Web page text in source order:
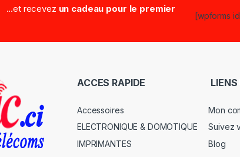
...et recevez un cadeau pour le premier
[wpforms
ACCES RAPIDE
Accessoires
ELECTRONIQUE & DOMOTIQUE
IMPRIMANTES
Mon
Suivez
Blog